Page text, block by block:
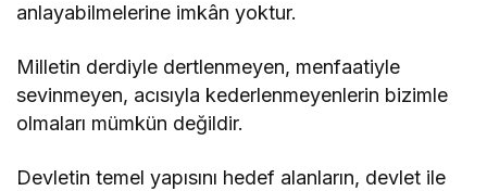
anlayabilmelerine imkân yoktur.
Milletin derdiyle dertlenmeyen, menfaatiyle
sevinmeyen, acısıyla kederlenmeyenlerin bizimle
olmaları mümkün değildir.
Devletin temel yapısını hedef alanların, devlet ile